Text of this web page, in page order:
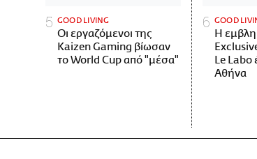
GOOD LIVING
Οι εργαζόμενοι της
Kaizen Gaming βίωσαν
το World Cup από "μέσα"
GOOD
Η
Le Labo
Αθήνα